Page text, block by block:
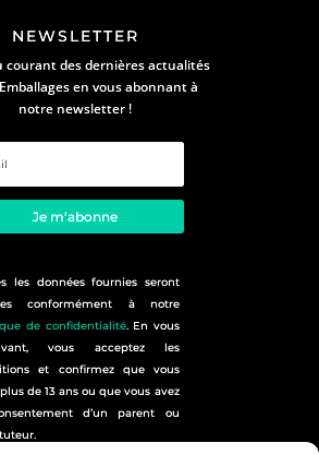
NEWSLETTER
courant des dernières actualités
en vous abonnant à
notre newsletter !
Je m'abonne
les données fournies seront
conformément à notre
de confidentialité. En vous
vous acceptez les
et confirmez que vous
de 13 ans ou que vous avez
d’un parent ou